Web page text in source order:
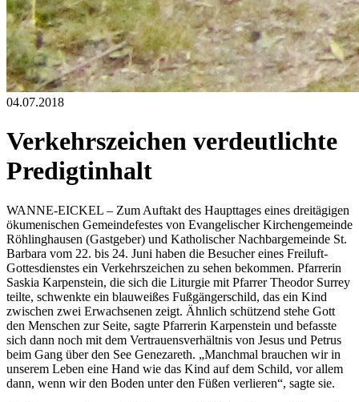
04.07.2018
Verkehrszeichen verdeutlichte
Predigtinhalt
WANNE-EICKEL – Zum Auftakt des Haupttages eines dreitägigen
ökumenischen Gemeindefestes von Evangelischer Kirchengemeinde
Röhlinghausen (Gastgeber) und Katholischer Nachbargemeinde St.
Barbara vom 22. bis 24. Juni haben die Besucher eines Freiluft-
Gottesdienstes ein Verkehrszeichen zu sehen bekommen. Pfarrerin
Saskia Karpenstein, die sich die Liturgie mit Pfarrer Theodor Surrey
teilte, schwenkte ein blauweißes Fußgängerschild, das ein Kind
zwischen zwei Erwachsenen zeigt. Ähnlich schützend stehe Gott
den Menschen zur Seite, sagte Pfarrerin Karpenstein und befasste
sich dann noch mit dem Vertrauensverhältnis von Jesus und Petrus
beim Gang über den See Genezareth. „Manchmal brauchen wir in
unserem Leben eine Hand wie das Kind auf dem Schild, vor allem
dann, wenn wir den Boden unter den Füßen verlieren“, sagte sie.